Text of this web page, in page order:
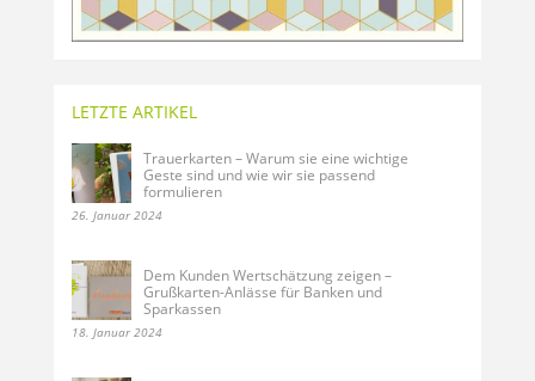
LETZTE ARTIKEL
Trauerkarten – Warum sie eine wichtige
Geste sind und wie wir sie passend
formulieren
26. Januar 2024
Dem Kunden Wertschätzung zeigen –
Grußkarten-Anlässe für Banken und
Sparkassen
18. Januar 2024